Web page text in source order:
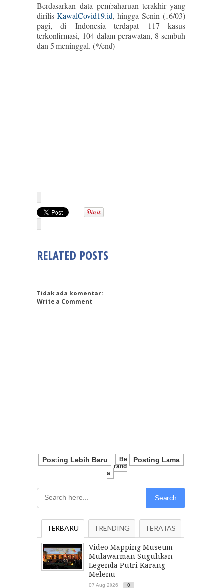
Berdasarkan data pembaharuan terakhir yang
dirilis KawalCovid19.id, hingga Senin (16/03)
pagi, di Indonesia terdapat 117 kasus
terkonfirmasi, 104 dalam perawatan, 8 sembuh
dan 5 meninggal. (*/end)
RELATED POSTS
Tidak ada komentar:
Write a Comment
Posting Lebih Baru Posting Lama
Be
Rand
A
Search
TERBARU TRENDING TERATAS
Video Mapping Museum
Mulawarman Suguhkan
Legenda Putri Karang
Melenu
07 Aug 2026 0